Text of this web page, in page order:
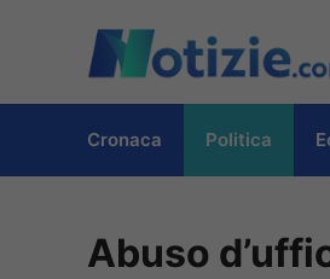
contenuto
Cronaca Politica
Abuso